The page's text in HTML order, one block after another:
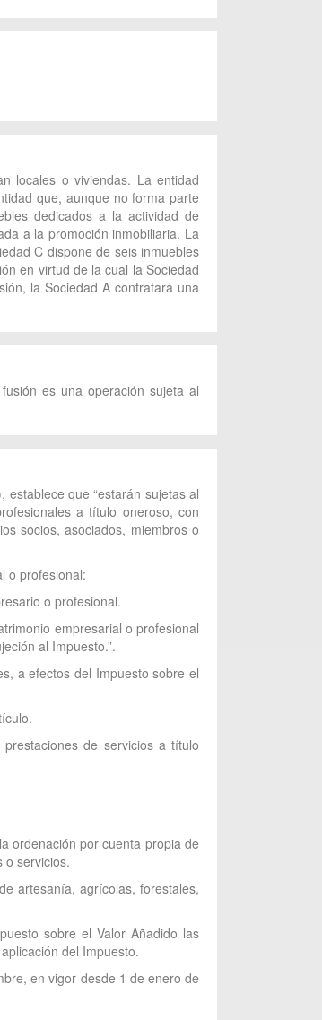
locales o viviendas. La entidad
que, aunque no forma parte
dedicados a la actividad de
a la promoción inmobiliaria. La
C dispone de seis inmuebles
en virtud de la cual la Sociedad
la Sociedad A contratará una
es una operación sujeta al
que “estarán sujetas al
a título oneroso, con
socios, asociados, miembros o
o profesional:
o profesional.
empresarial o profesional
al Impuesto.”.
a efectos del Impuesto sobre el
de servicios a título
ordenación por cuenta propia de
o servicios.
artesanía, agrícolas, forestales,
sobre el Valor Añadido las
del Impuesto.
en vigor desde 1 de enero de